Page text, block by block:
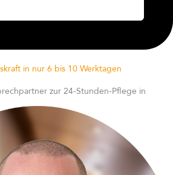
in nur 6 bis 10 Werktagen
zur 24-Stunden-Pflege in